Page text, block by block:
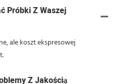
Próbki Z Waszej
ale koszt ekspresowej
Z Jakością